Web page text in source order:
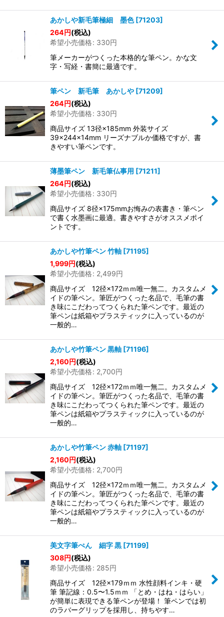
あかしや新毛筆極細 墨色 [71203]
264円(税込)
希望小売価格: 330円
筆メーカーがつくった本格的な筆ペン。かな文
字・写経・書簡に最適です。
筆ペン 新毛筆 あかしや [71209]
264円(税込)
希望小売価格: 330円
商品サイズ 13径×185mm 外装サイズ
39×244×14mm リーズナブルか価格ですが、書
きやすい筆ペンです。
薄墨筆ペン 新毛筆仏事用 [71211]
264円(税込)
希望小売価格: 330円
商品サイズ 8径×175mmお悔みの表書き・筆ペン
で書く水墨画に最適。書きやすさがオススメポイ
ントです。
あかしや竹筆ペン 竹軸 [71195]
1,999円(税込)
希望小売価格: 2,499円
商品サイズ 12径×172ｍｍ唯一無二。カスタムメ
イドの筆ペン。筆匠がつくった名品で、毛筆の書
き味にこだわってつくられた筆ペンです。最近の
筆ペンは紙箱やプラスティックに入っているのが
一般的…
あかしや竹筆ペン 黒軸 [71196]
2,160円(税込)
希望小売価格: 2,700円
商品サイズ 12径×172ｍｍ唯一無二。カスタムメ
イドの筆ペン。筆匠がつくった名品で、毛筆の書
き味にこだわってつくられた筆ペンです。最近の
筆ペンは紙箱やプラスティックに入っているのが
一般的…
あかしや竹筆ペン 赤軸 [71197]
2,160円(税込)
希望小売価格: 2,700円
商品サイズ 12径×172ｍｍ唯一無二。カスタムメ
イドの筆ペン。筆匠がつくった名品で、毛筆の書
き味にこだわってつくられた筆ペンです。最近の
筆ペンは紙箱やプラスティックに入っているのが
一般的…
美文字筆ぺん 細字 黒 [71199]
308円(税込)
希望小売価格: 285円
商品サイズ 12径×179ｍｍ 水性顔料インキ・硬
筆 筆記線：0.5〜1.5ｍｍ 「とめ・はね・はらい」
が簡単に表現できる筆ペンが登場！ 筆ペンでは初
のラバーグリップを採用し、持ちやす…